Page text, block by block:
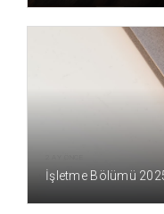
İşletme Bölümü